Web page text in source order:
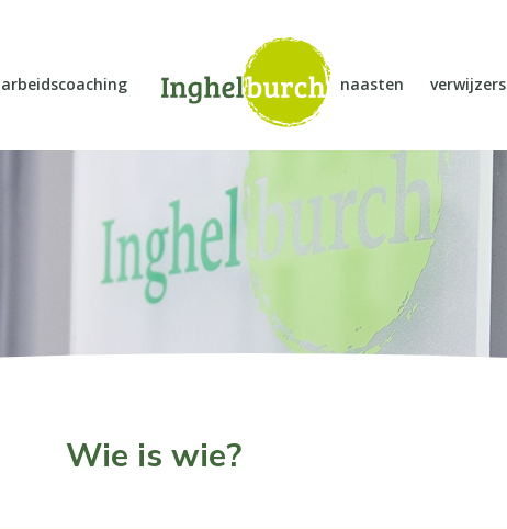
arbeidscoaching naasten verwijzers
Wie is wie?